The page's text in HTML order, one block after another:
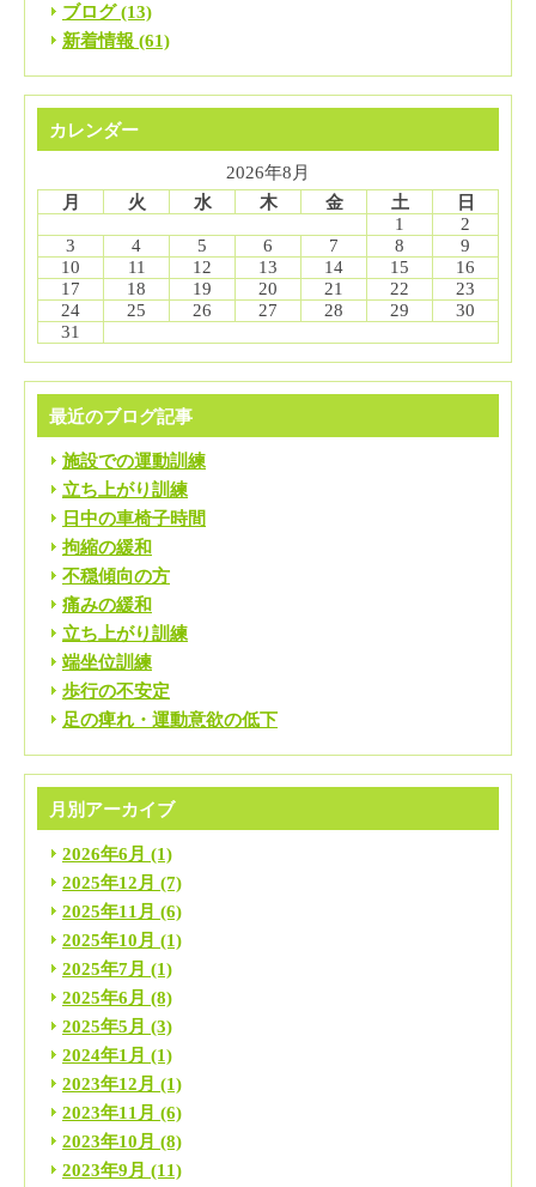
ブログ (13)
新着情報 (61)
カレンダー
2026年8月
月
火 水 木 金 土
日
1
2
3
4 5 6 7 8
9
10
11 12 13 14 15
16
17
18 19 20 21 22
23
24
25 26 27 28 29
30
31
最近のブログ記事
施設での運動訓練
立ち上がり訓練
日中の車椅子時間
拘縮の緩和
不穏傾向の方
痛みの緩和
立ち上がり訓練
端坐位訓練
歩行の不安定
足の痺れ・運動意欲の低下
月別アーカイブ
2026年6月 (1)
2025年12月 (7)
2025年11月 (6)
2025年10月 (1)
2025年7月 (1)
2025年6月 (8)
2025年5月 (3)
2024年1月 (1)
2023年12月 (1)
2023年11月 (6)
2023年10月 (8)
2023年9月 (11)